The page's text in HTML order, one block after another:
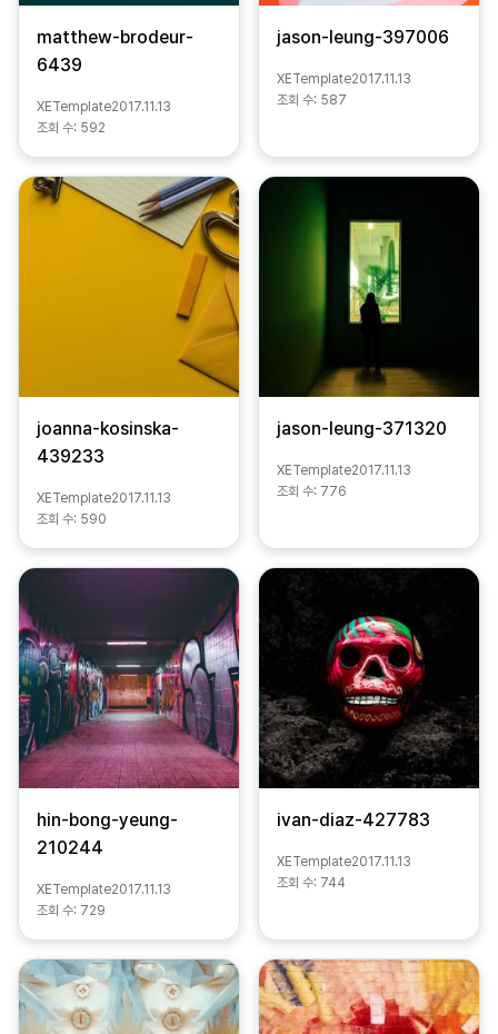
matthew-brodeur-
6439
XETemplate2017.11.13
조회 수: 592
jason-leung-397006
XETemplate2017.11.13
조회 수: 587
joanna-kosinska-
439233
XETemplate2017.11.13
조회 수: 590
jason-leung-371320
XETemplate2017.11.13
조회 수: 776
hin-bong-yeung-
210244
XETemplate2017.11.13
조회 수: 729
ivan-diaz-427783
XETemplate2017.11.13
조회 수: 744